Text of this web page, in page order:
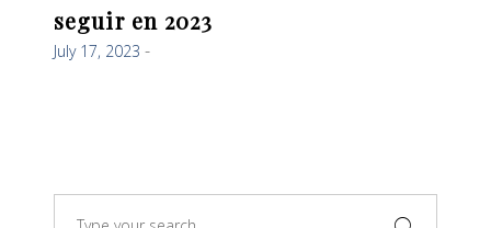
seguir en 2023
July 17, 2023